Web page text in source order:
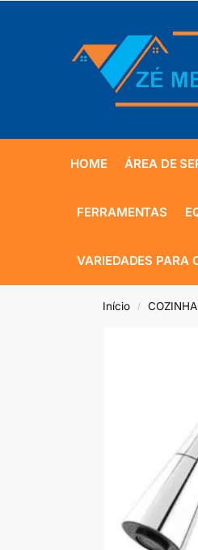
HOME ÁREA DE
FERRAMENTAS
VARIEDADES PARA
Início / COZINHA